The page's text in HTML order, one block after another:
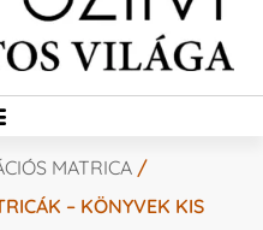
MATRICA /
– KÖNYVEK KIS